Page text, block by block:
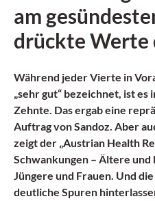
am
drückte Werte
Während jeder Vierte in
„sehr gut“ bezeichnet, ist
Zehnte. Das ergab eine
Auftrag von Sandoz. Aber
zeigt der „Austrian Health
Schwankungen – Ältere
Jüngere und Frauen. Und
deutliche Spuren